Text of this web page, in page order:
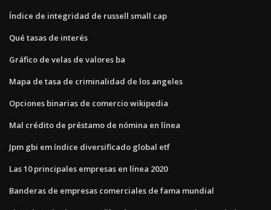
Índice de integridad de russell small cap
Qué tasas de interés
Gráfico de velas de valores ba
Mapa de tasa de criminalidad de los angeles
Opciones binarias de comercio wikipedia
Mal crédito de préstamo de nómina en línea
Jpm gbi em índice diversificado global etf
Las 10 principales empresas en línea 2020
Banderas de empresas comerciales de fama mundial